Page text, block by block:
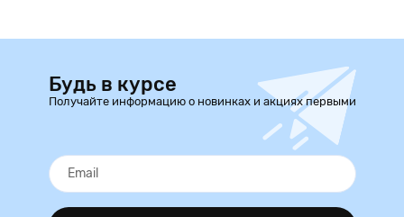
Будь в курсе
Получайте информацию о новинках и акциях первыми